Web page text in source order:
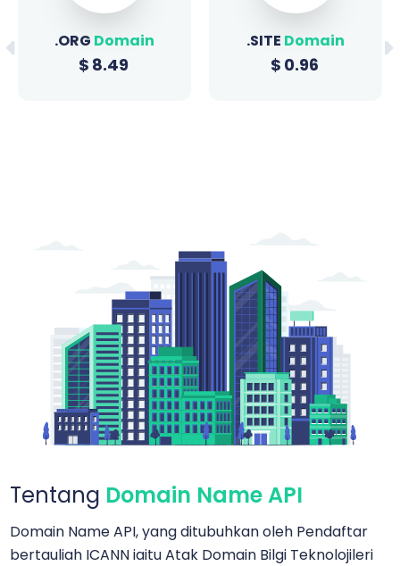
.ORG Domain
$ 8.49
.SITE Domain
$ 0.96
Tentang Domain Name API
Domain Name API, yang ditubuhkan oleh Pendaftar
bertauliah ICANN iaitu Atak Domain Bilgi Teknolojileri